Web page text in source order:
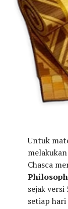
Untuk
melakukan
Chasca
sejak
setiap hari